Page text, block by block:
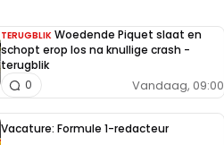
TERUGBLIK Woedende Piquet slaat en
schopt erop los na knullige crash -
terugblik
Vandaag, 09:00
0
Vacature: Formule 1-redacteur